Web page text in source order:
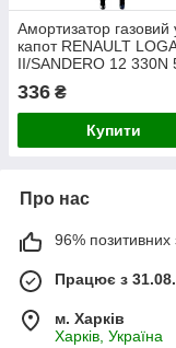
Амортизатор газовий
капот RENAULT
II/SANDERO 12 330N
336 ₴
Купити
Про нас
96% позитивних
Працює з
м. Харків
Харків, Україна